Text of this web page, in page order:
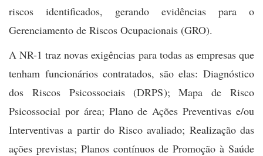
riscos identificados, gerando evidências para o
Gerenciamento de Riscos Ocupacionais (GRO).
A NR-1 traz novas exigências para todas as empresas que
tenham funcionários contratados, são elas: Diagnóstico
dos Riscos Psicossociais (DRPS); Mapa de Risco
Psicossocial por área; Plano de Ações Preventivas e/ou
Interventivas a partir do Risco avaliado; Realização das
ações previstas; Planos contínuos de Promoção à Saúde